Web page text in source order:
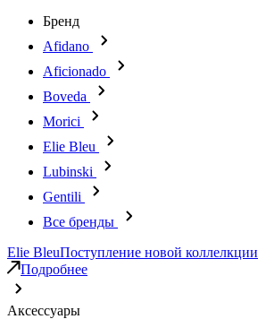
Бренд
Afidano
Aficionado
Boveda
Morici
Elie Bleu
Lubinski
Gentili
Все бренды
Elie BleuПоступление новой коллелкции
Подробнее
Аксессуары